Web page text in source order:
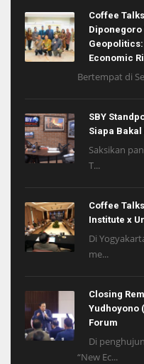
Coffee
Diponegoro
Economic
Bertempat di
SBY
Siapa
Saksikan
T...
Coffee
Institute x
Di
me...
Closing
Yudhoyono
Forum
Di
“New Ec...